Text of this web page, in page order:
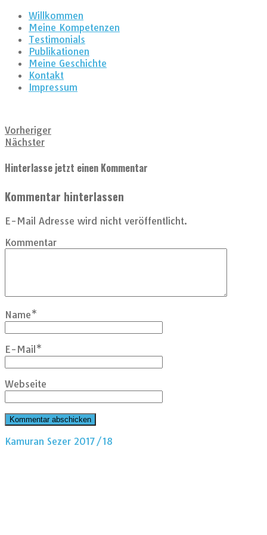
Willkommen
Meine Kompetenzen
Testimonials
Publikationen
Meine Geschichte
Kontakt
Impressum
Vorheriger
Nächster
Hinterlasse jetzt einen Kommentar
Kommentar hinterlassen
E-Mail Adresse wird nicht veröffentlicht.
Kommentar
Name*
E-Mail *
Webseite
Kamuran Sezer 2017/18